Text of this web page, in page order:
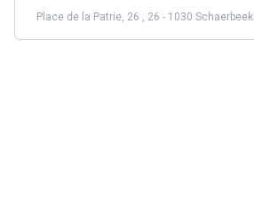
Place de la Patrie, 26 , 26 - 1030 Schaerbeek